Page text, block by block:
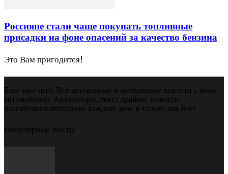
Россияне стали чаще покупать топливные
присадки на фоне опасений за качество бензина
Это Вам пригодится!
Блог про авто. Все актуальные и интересные новости с мира
автомобилей. Автообзоры, текст драйвы, новости
российского автопрома каждый день и только для Вас!
Популярные посты